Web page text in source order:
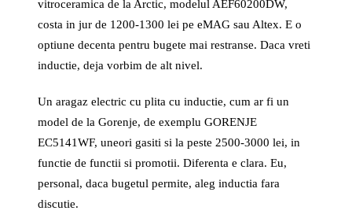
vitroceramica de la Arctic, modelul AEF60200DW,
costa in jur de 1200-1300 lei pe eMAG sau Altex. E o
optiune decenta pentru bugete mai restranse. Daca vreti
inductie, deja vorbim de alt nivel.
Un aragaz electric cu plita cu inductie, cum ar fi un
model de la Gorenje, de exemplu GORENJE
EC5141WF, uneori gasiti si la peste 2500-3000 lei, in
functie de functii si promotii. Diferenta e clara. Eu,
personal, daca bugetul permite, aleg inductia fara
discutie.